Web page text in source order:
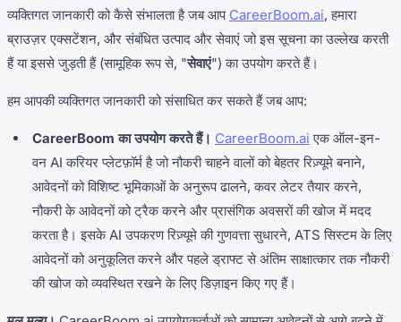
व्यक्तिगत जानकारी को कैसे संभालता है जब आप CareerBoom.ai, हमारा
ब्राउज़र एक्सटेंशन, और संबंधित उत्पाद और सेवाएं जो इस सूचना का उल्लेख करती
हैं या इससे जुड़ती हैं (सामूहिक रूप से, "सेवाएं") का उपयोग करते हैं।
हम आपकी व्यक्तिगत जानकारी को संसाधित कर सकते हैं जब आप:
CareerBoom का उपयोग करते हैं। CareerBoom.ai एक ऑल-इन-
वन AI करियर प्लेटफ़ॉर्म है जो नौकरी चाहने वालों को बेहतर रिज़्यूमे बनाने,
आवेदनों को विशिष्ट भूमिकाओं के अनुरूप ढालने, कवर लेटर तैयार करने,
नौकरी के आवेदनों को ट्रैक करने और प्रासंगिक अवसरों की खोज में मदद
करता है। इसके AI उपकरण रिज़्यूमे की गुणवत्ता सुधारने, ATS सिस्टम के लिए
आवेदनों को अनुकूलित करने और पहले ड्राफ्ट से अंतिम साक्षात्कार तक नौकरी
की खोज को व्यवस्थित रखने के लिए डिज़ाइन किए गए हैं।